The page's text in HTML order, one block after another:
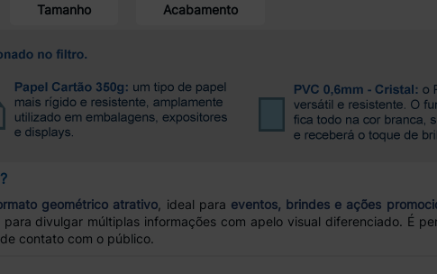
Tamanho Acabamento
geométrico atrativo , ideal para eventos, brindes e ações
divulgar múltiplas informações com apelo visual diferenciado. É
contato com o público.